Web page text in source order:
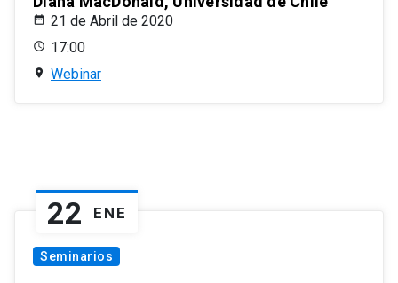
21 de Abril de 2020
17:00
Webinar
22 ENE
Seminarios